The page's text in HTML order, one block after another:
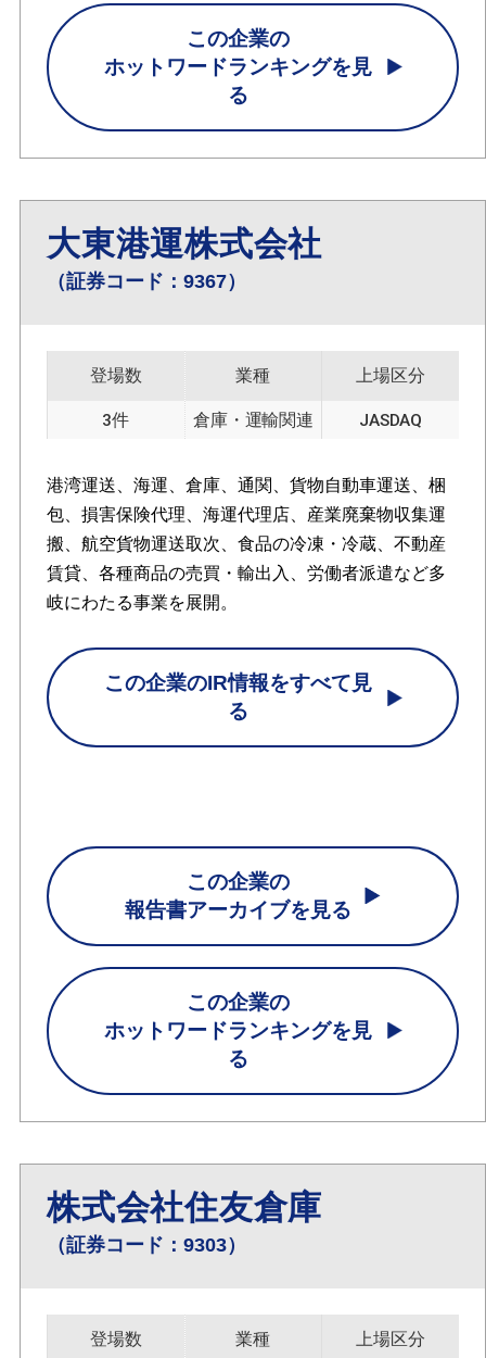
この企業の
ホットワードランキングを見
る
大東港運株式会社
（証券コード：9367）
登場数
3件
業種
倉庫・運輸関連
上場区分
JASDAQ
港湾運送、海運、倉庫、通関、貨物自動車運送、梱
包、損害保険代理、海運代理店、産業廃棄物収集運
搬、航空貨物運送取次、食品の冷凍・冷蔵、不動産
賃貸、各種商品の売買・輸出入、労働者派遣など多
岐にわたる事業を展開。
この企業のIR情報をすべて見
る
この企業の
報告書アーカイブを見る
この企業の
ホットワードランキングを見
る
株式会社住友倉庫
（証券コード：9303）
登場数 業種 上場区分